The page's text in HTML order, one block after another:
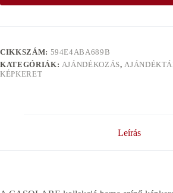
CIKKSZÁM: 594E4ABA689B
KATEGÓRIÁK: AJÁNDÉKOZÁS,
KÉPKERET
Leírás